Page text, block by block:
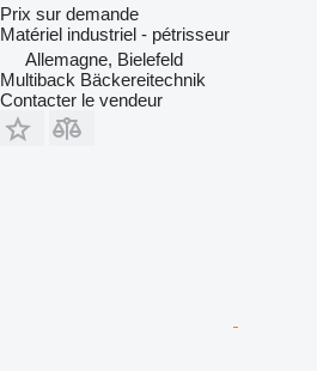
Prix sur demande
Matériel industriel - pétrisseur
Allemagne, Bielefeld
Multiback Bäckereitechnik
Contacter le vendeur